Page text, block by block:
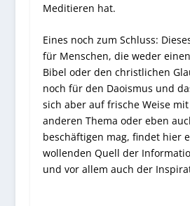
Meditieren hat.
Eines noch zum Schluss:
für Menschen, die weder
Bibel oder den christlichen
noch für den Daoismus und
sich aber auf frische Weise
anderen Thema oder eben
beschäftigen mag, findet hier
wollenden Quell der
und vor allem auch der